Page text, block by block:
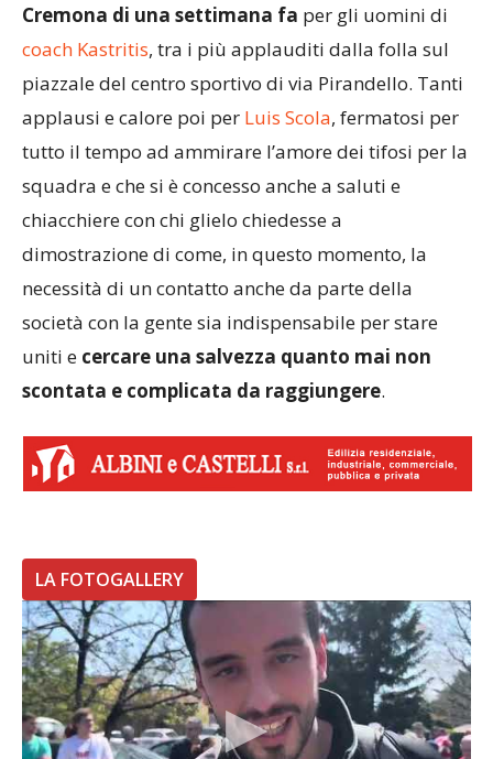
Cremona di una settimana fa per gli uomini di
coach Kastritis, tra i più applauditi dalla folla sul
piazzale del centro sportivo di via Pirandello. Tanti
applausi e calore poi per Luis Scola, fermatosi per
tutto il tempo ad ammirare l’amore dei tifosi per la
squadra e che si è concesso anche a saluti e
chiacchiere con chi glielo chiedesse a
dimostrazione di come, in questo momento, la
necessità di un contatto anche da parte della
società con la gente sia indispensabile per stare
uniti e cercare una salvezza quanto mai non
scontata e complicata da raggiungere.
LA FOTOGALLERY